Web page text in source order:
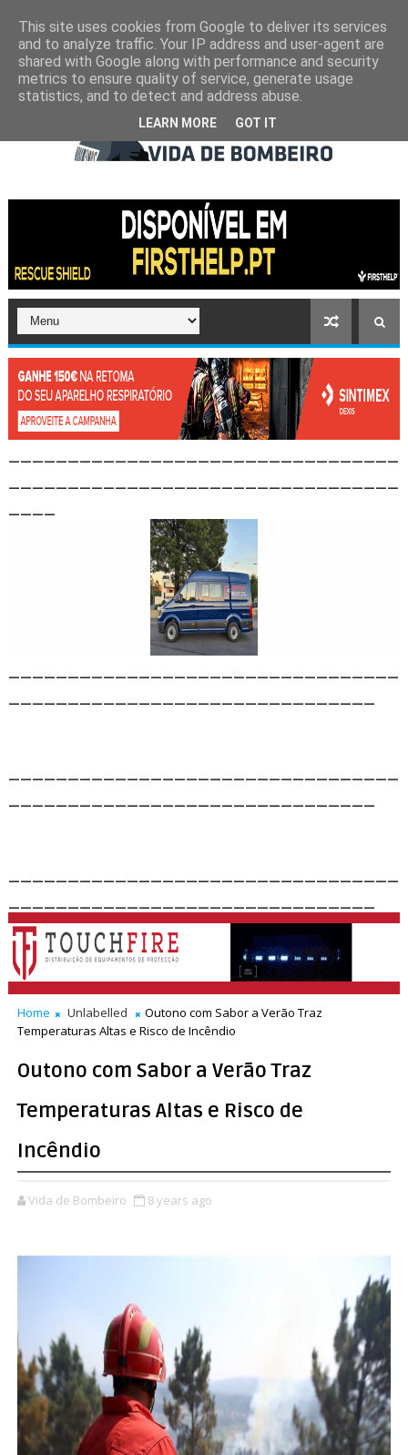
Home Unlabelled
Outono com Sabor a Verão Traz
Temperaturas Altas e Risco de Incêndio
Outono com Sabor a Verão Traz
Temperaturas Altas e Risco de
Incêndio
Vida de Bombeiro 8 years ago
This site uses cookies from Google to deliver its services
and to analyze traffic. Your IP address and user-agent are
shared with Google along with performance and security
metrics to ensure quality of service, generate usage
statistics, and to detect and address abuse.
LEARN MORE GOT IT